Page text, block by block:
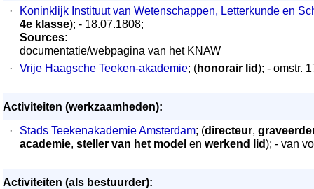
·
Koninklijk Instituut van Wetenschappen, Letterkunde en
4e klasse); - 18.07.1808;
Sources:
documentatie/webpagina van het KNAW
·
Vrije Haagsche Teeken-akademie; (honorair lid); - omstr.
Activiteiten (werkzaamheden):
·
Stads Teekenakademie Amsterdam; (directeur,
academie, steller van het model en werkend lid); - van
Activiteiten (als bestuurder):